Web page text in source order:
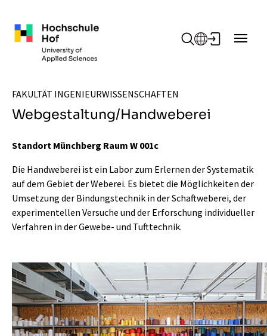
FAKULTÄT INGENIEURWISSENSCHAFTEN
Webgestaltung/Handweberei
Standort Münchberg Raum W 001c
Die Handweberei ist ein Labor zum Erlernen der Systematik
auf dem Gebiet der Weberei. Es bietet die Möglichkeiten der
Umsetzung der Bindungstechnik in der Schaftweberei, der
experimentellen Versuche und der Erforschung individueller
Verfahren in der Gewebe- und Tufttechnik.